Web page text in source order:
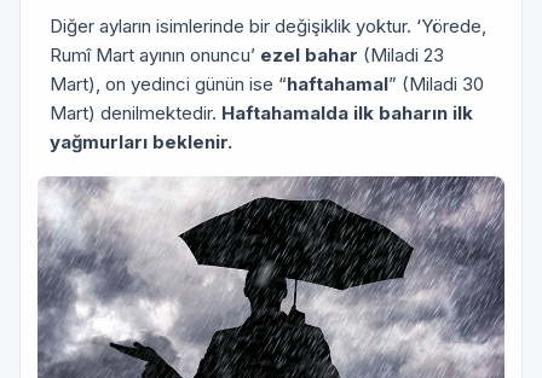
Diğer ayların isimlerinde bir değişiklik yoktur. ‘Yörede,
Rumî Mart ayının onuncu’ ezel bahar (Miladi 23
Mart), on yedinci günün ise “haftahamal” (Miladi 30
Mart) denilmektedir. Haftahamalda ilk baharın ilk
yağmurları beklenir.